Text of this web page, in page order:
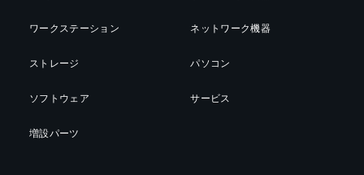
ワークステーション
ストレージ
ソフトウェア
増設パーツ
ネットワーク機器
パソコン
サービス